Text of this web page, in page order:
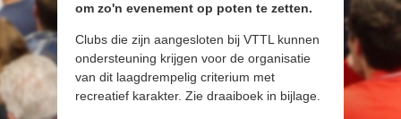
om zo'n evenement op poten te zetten.
Clubs die zijn aangesloten bij VTTL kunnen
ondersteuning krijgen voor de organisatie
van dit laagdrempelig criterium met
recreatief karakter. Zie draaiboek in bijlage.